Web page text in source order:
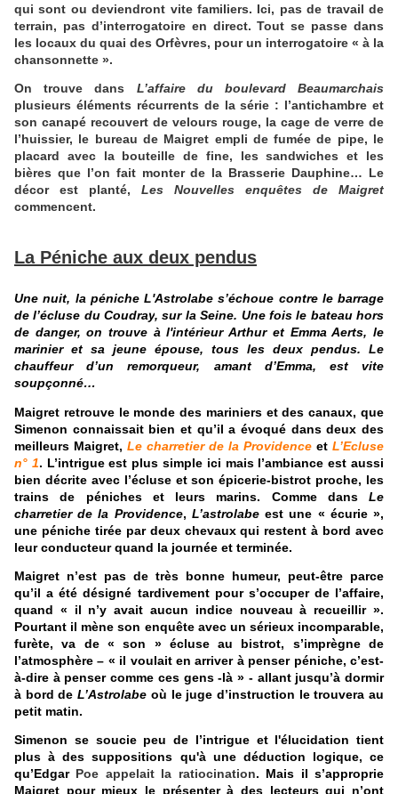
qui sont ou deviendront vite familiers. Ici, pas de travail de
terrain, pas d’interrogatoire en direct. Tout se passe dans
les locaux du quai des Orfèvres, pour un interrogatoire « à la
chansonnette ».
On trouve dans L’affaire du boulevard Beaumarchais
plusieurs éléments récurrents de la série : l’antichambre et
son canapé recouvert de velours rouge, la cage de verre de
l’huissier, le bureau de Maigret empli de fumée de pipe, le
placard avec la bouteille de fine, les sandwiches et les
bières que l’on fait monter de la Brasserie Dauphine… Le
décor est planté, Les Nouvelles enquêtes de Maigret
commencent.
La Péniche aux deux pendus
Une nuit, la péniche L'Astrolabe s’échoue contre le barrage
de l’écluse duCoudray, sur la Seine. Une fois le bateau hors
de danger, on trouve à l'intérieur Arthur et Emma Aerts, le
marinier et sa jeune épouse, tous les deux pendus. Le
chauffeur d’un remorqueur, amant d’Emma, est vite
soupçonné…
Maigret retrouve le monde des mariniers et des canaux, que
Simenon connaissait bien et qu’il a évoqué dans deux des
meilleurs Maigret, Le charretier de la Providence et L’Ecluse
n° 1. L’intrigue est plus simple ici mais l’ambiance est aussi
bien décrite avec l’écluse et son épicerie-bistrot proche, les
trains de péniches et leurs marins. Comme dans Le
charretier de la Providence, L’astrolabeest une « écurie »,
une péniche tirée par deux chevaux qui restent à bord avec
leur conducteur quand la journée et terminée.
Maigret n’est pas de très bonne humeur, peut-être parce
qu’il a été désigné tardivement pour s’occuper de l’affaire,
quand « il n’y avait aucun indice nouveau à recueillir ».
Pourtant il mène son enquête avec un sérieux incomparable,
furète, va de « son » écluse au bistrot, s’imprègne de
l’atmosphère – « il voulait en arriver à penser péniche, c’est-
à-dire à penser comme ces gens -là » - allant jusqu’à dormir
à bord deL’Astrolabe où le juge d’instruction le trouvera au
petit matin.
Simenon se soucie peu de l’intrigue et l'élucidation tient
plus à des suppositions qu'à une déduction logique, ce
qu’Edgar Poe appelait la ratiocination. Mais il s’approprie
Maigret pour mieux le présenter à des lecteurs qui n’ont